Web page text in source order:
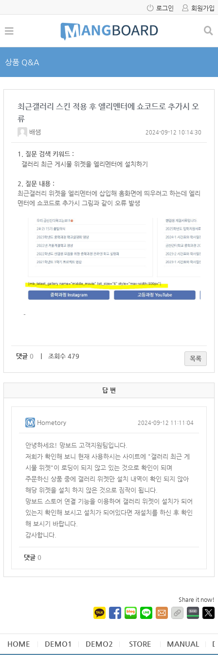
로그인 회원가입
상품 Q&A
최근갤러리 스킨 적용 후 엘리멘터에 쇼코드로 추가시 오
류
배샘 2024-09-12 10:14:30
1. 질문 검색 키워드 :
갤러리 최근 게시물 위젯을 엘리멘터에 설치하기
2. 질문 내용 :
최근갤러리 위젯을 엘리멘터에 삽입해 홈화면에 띄우려고 하는데 엘리
멘터에 쇼코드로 추가시 그림과 같이 오류 발생
-
댓글 0 ｜ 조회수 479 목록
답 변
Hometory 2024-09-12 11:11:04
안녕하세요! 망보드 고객지원팀입니다.
저희가 확인해 보니 현재 사용하시는 사이트에 "갤러리 최근 게
시물 위젯"이 로딩이 되지 않고 있는 것으로 확인이 되며
주문하신 상품 중에 갤러리 위젯만 설치 내역이 확인 되지 않아
해당 위젯을 설치 하지 않은 것으로 짐작이 됩니다.
망보드 스토어 연결 기능을 이용하여 갤러리 위젯이 설치가 되어
있는지 확인해 보시고 설치가 되어있다면 재설치를 하신 후 확인
해 보시기 바랍니다.
감사합니다.
댓글 0
Share it now!
HOME DEMO1 DEMO2 STORE MANUAL